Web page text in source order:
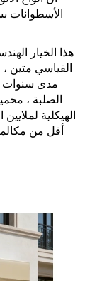
الأسطوانات
هذا الخيار
مدى سنوات
الصلبة ،
الهيكلية
أقل من